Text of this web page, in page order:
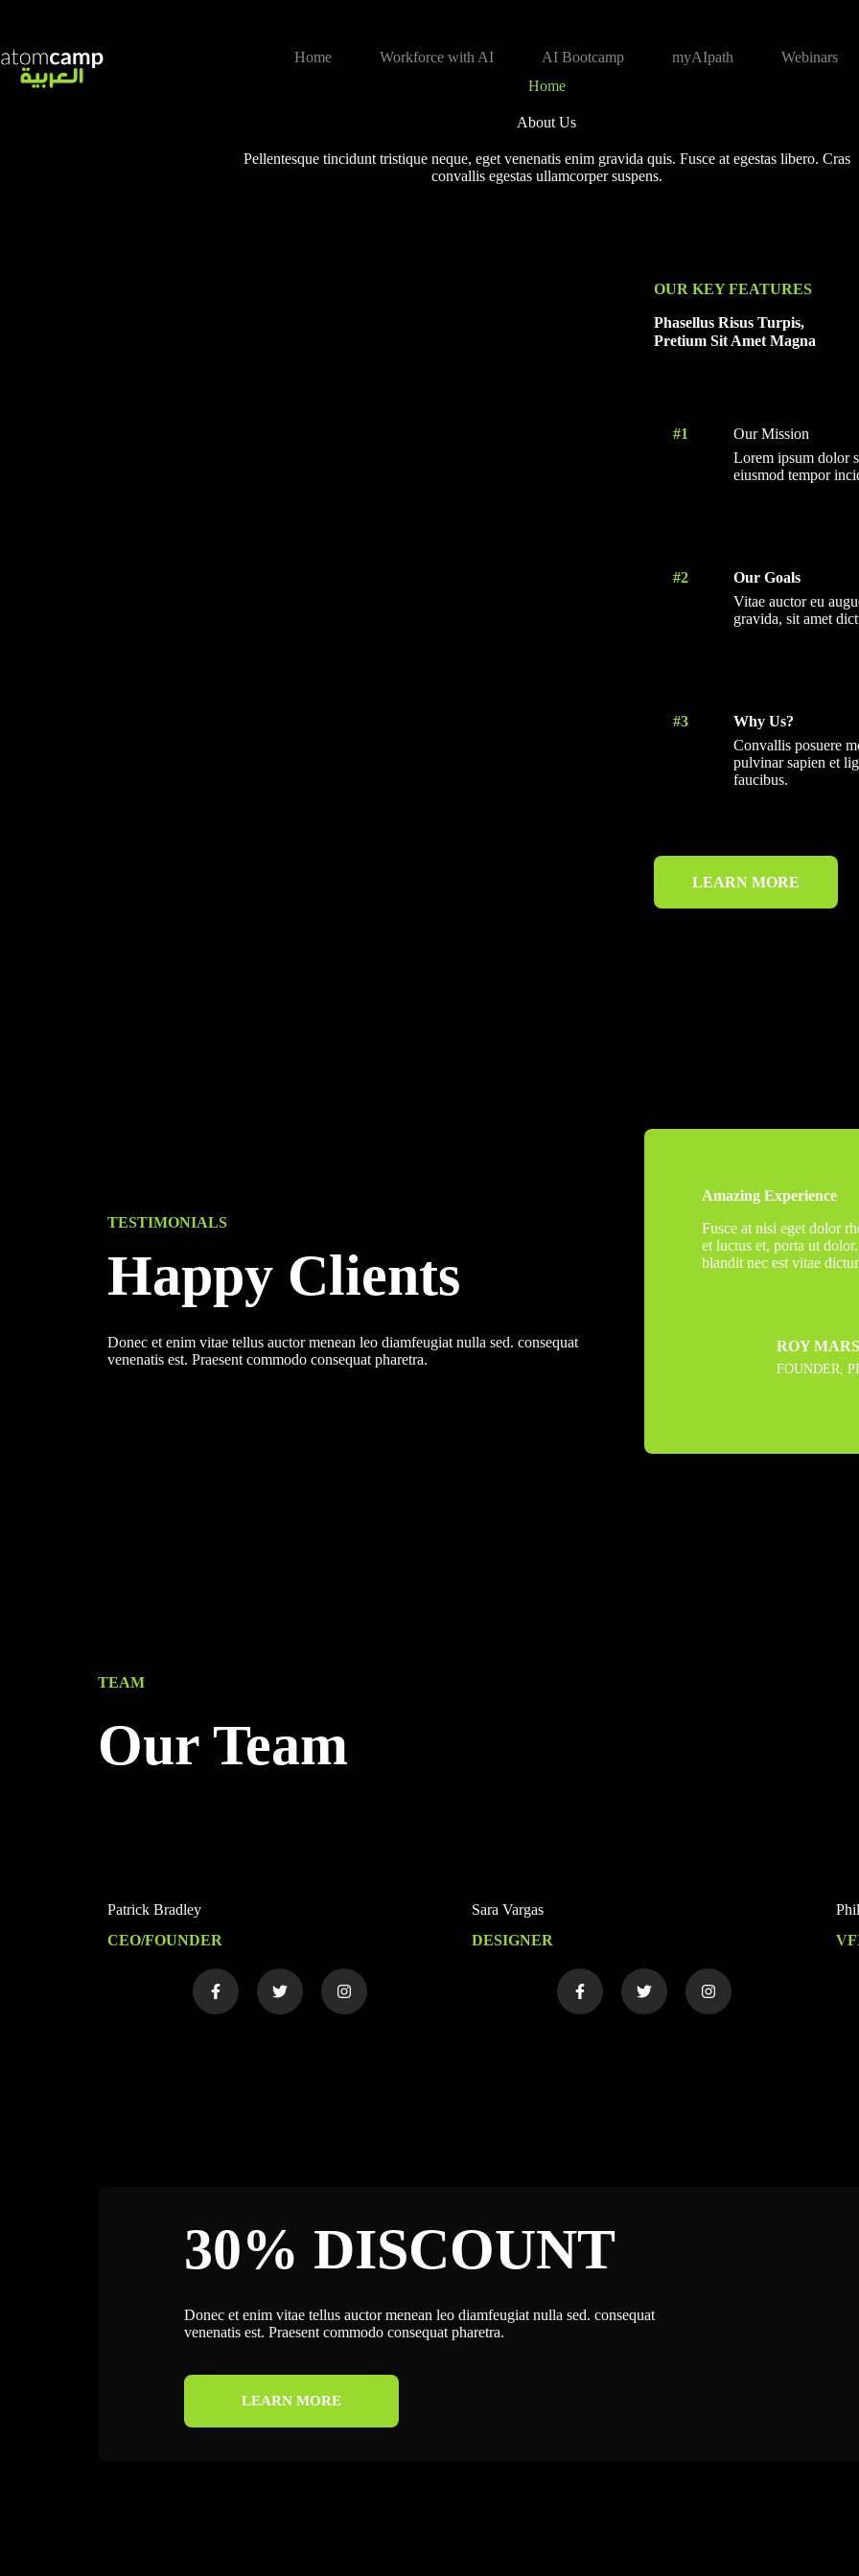
Home Workforce with AI AI Bootcamp myAIpath Webinars
Home
About Us
Pellentesque tincidunt tristique neque, eget venenatis enim gravida quis. Fusce at egestas libero. Cras
convallis egestas ullamcorper suspens.
OUR KEY FEATURES
Phasellus Risus Turpis,
Pretium Sit Amet Magna
#1
Our Mission
Lorem ipsum dolor
eiusmod tempor
#2
Our Goals
Vitae auctor eu
gravida, sit amet
#3
Why Us?
Convallis posuere
pulvinar sapien et
faucibus.
LEARN MORE
TESTIMONIALS
Happy Clients
Donec et enim vitae tellus auctor menean leo diamfeugiat nulla sed. consequat
venenatis est. Praesent commodo consequat pharetra.
Amazing Experience
Fusce at nisi eget dolor
et luctus et, porta ut
blandit nec est vitae
ROY
FOUNDER,
TEAM
Our Team
Patrick Bradley
CEO/FOUNDER
Sara Vargas
DESIGNER
30% DISCOUNT
Donec et enim vitae tellus auctor menean leo diamfeugiat nulla sed. consequat
venenatis est. Praesent commodo consequat pharetra.
LEARN MORE